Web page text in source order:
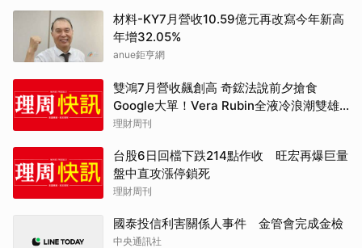
材料-KY7月營收10.59億元再改寫今年新高
年增32.05%
anue鉅亨網
雙鴻7月營收飆創高 奇鋐法說前夕搶食
Google大單！Vera Rubin全液冷浪潮雙雄
大比拚
理財周刊
台股6日回檔下跌214點作收 旺宏再爆巨量
盤中直攻漲停鎖死
理財周刊
國泰投信利害關係人事件 金管會完成金檢
中央通訊社